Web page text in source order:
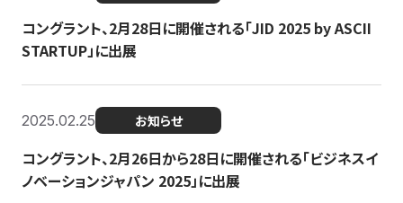
コングラント、2月28日に開催される「JID 2025 by ASCII
STARTUP」に出展
2025.02.25 お知らせ
コングラント、2月26日から28日に開催される「ビジネスイ
ノベーションジャパン 2025」に出展